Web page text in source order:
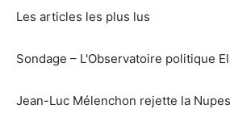
Les articles les plus lus
Sondage – L'Observatoire politique
Jean-Luc Mélenchon rejette la Nupes